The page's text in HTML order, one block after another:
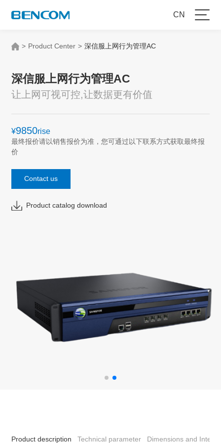
CN
> Product Center > 深信服上网行为管理AC
深信服上网行为管理AC
让上网可视可控,让数据更有价值
¥9850rise
最终报价请以销售报价为准，您可通过以下联系方式获取最终报
价
Contact us
Product catalog download
Product description Technical parameter Dimensions and